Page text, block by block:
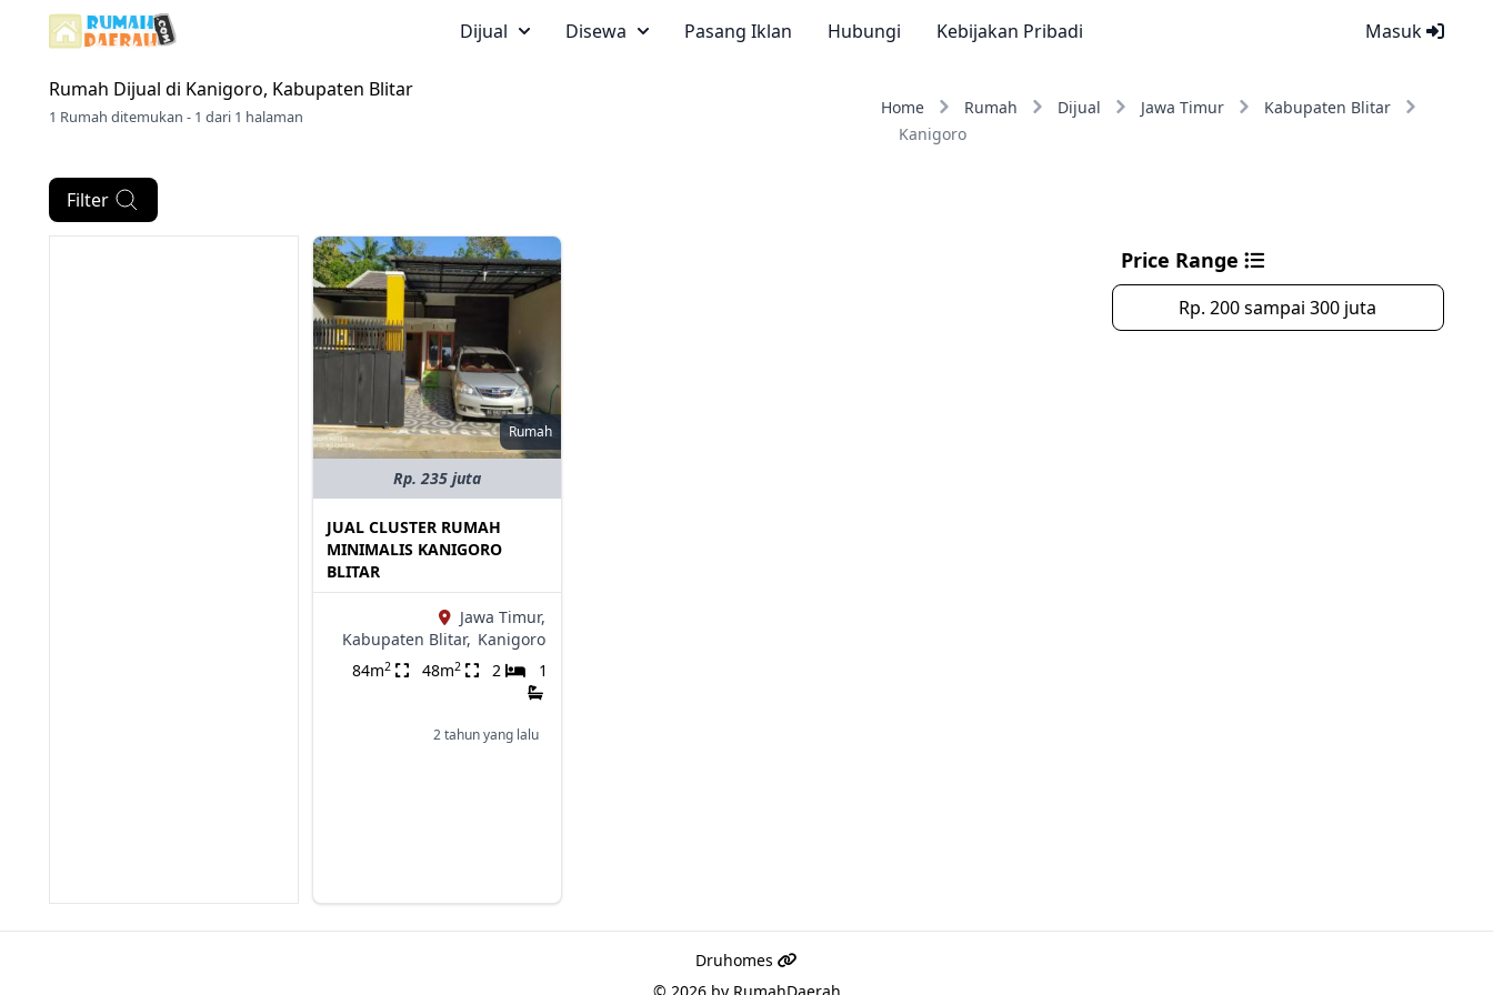
Masuk
Dijual Disewa Pasang Iklan Hubungi Kebijakan Pribadi
Rumah Dijual di Kanigoro, Kabupaten Blitar
1 Rumah ditemukan - 1 dari 1 halaman Home Rumah Dijual Jawa Timur
Kabupaten Blitar
Kanigoro
Filter
Rumah
Rp. 235 juta
JUAL CLUSTER RUMAH
MINIMALIS KANIGORO
BLITAR
Jawa Timur,
Kabupaten Blitar, Kanigoro
84m2 48m2 2 1
2 tahun yang lalu
Price Range
Rp. 200 sampai 300 juta
Druhomes